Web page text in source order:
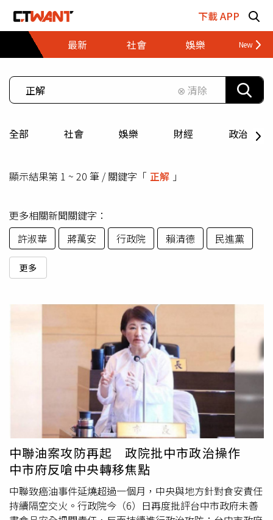
下載 APP
最新
社會 娛樂 財經
⊗ 清除
全部 社會 娛樂 財經 政治
顯示結果第 1 ~ 20 筆 / 關鍵字「 正解 」
更多相關新聞關鍵字：
許淑華
蔣萬安 行政院 賴清德 民進黨
更多
中聯油案攻防再起 政院批中市政治操作
中市府反嗆中央轉移焦點
中聯致癌油事件延燒超過一個月，中央與地方針對食安責任
持續隔空交火。行政院今（6）日再度批評台中市政府未善